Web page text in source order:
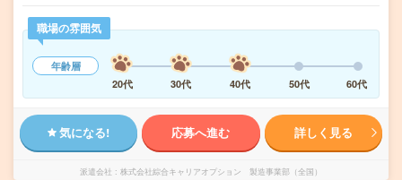
職場の雰囲気
年齢層
20代
30代 40代 50代 60代
気になる! 応募へ進む 詳しく見る
派遣会社 株式会社綜合キャリアオプション 製造事業部（全国）